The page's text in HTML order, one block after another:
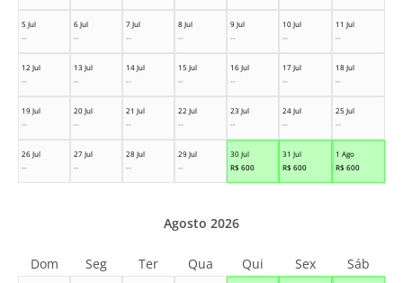
5 Jul
--
6 Jul
--
7 Jul
--
8 Jul
--
9 Jul
--
10 Jul
--
11 Jul
--
12 Jul
--
13 Jul
--
14 Jul
--
15 Jul
--
16 Jul
--
17 Jul
--
18 Jul
--
19 Jul
--
20 Jul
--
21 Jul
--
22 Jul
--
23 Jul
--
24 Jul
--
25 Jul
--
26 Jul
--
27 Jul
--
28 Jul
--
29 Jul
--
30 Jul
R$ 600
31 Jul
R$ 600
1 Ago
R$ 600
Agosto 2026
Dom Seg Ter Qua Qui Sex Sáb